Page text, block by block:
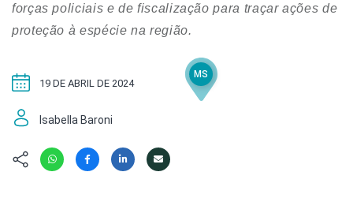
Kit
forças policiais e de fiscalização para traçar ações de
proteção à espécie na região.
Isabella Baroni
19 DE ABRIL DE 2024
MS